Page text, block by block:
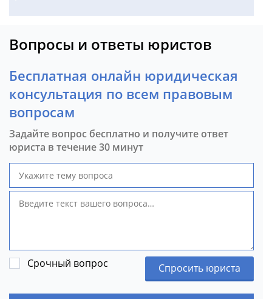
Вопросы и ответы юристов
Бесплатная онлайн юридическая
консультация по всем правовым
вопросам
Задайте вопрос бесплатно и получите ответ
юриста в течение 30 минут
Срочный вопрос Спросить юриста